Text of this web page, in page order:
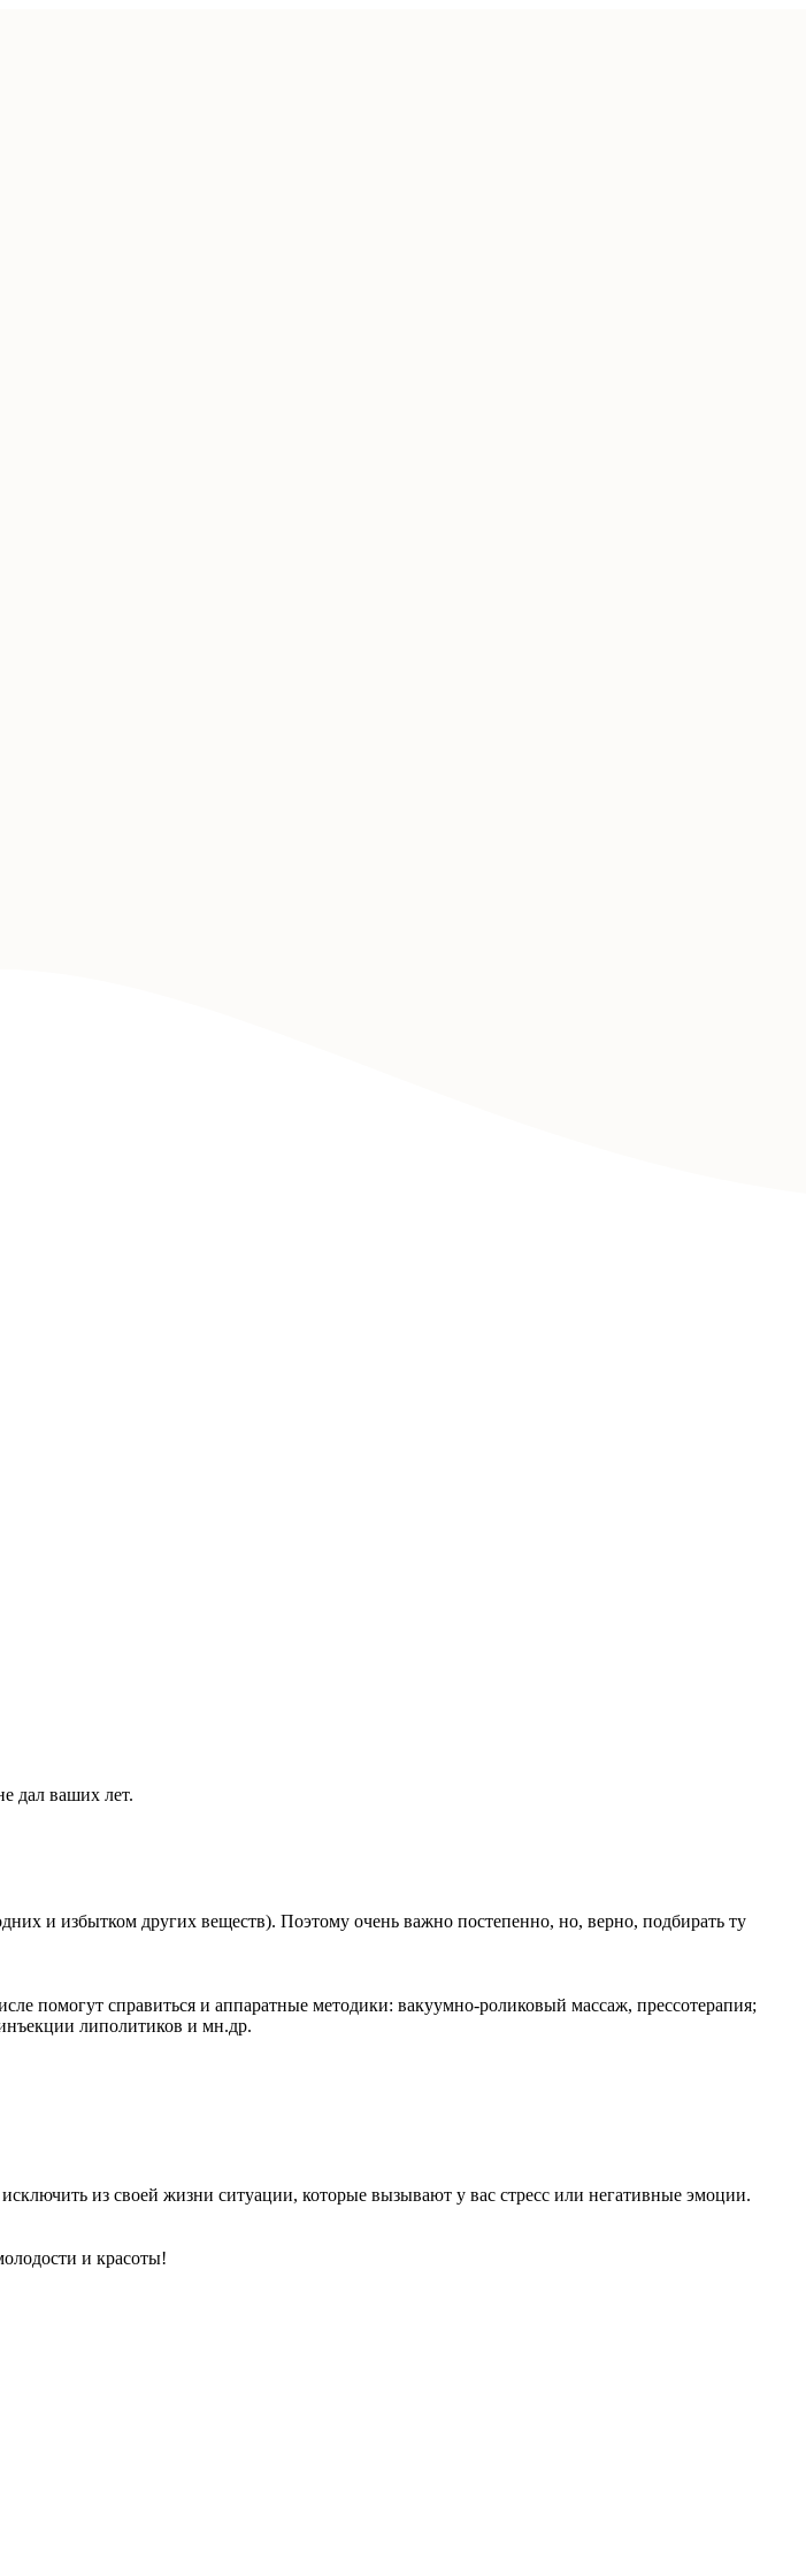
дал ваших лет.
и избытком других веществ). Поэтому очень важно постепенно, но, верно, подбирать ту
помогут справиться и аппаратные методики: вакуумно-роликовый массаж, прессотерапия;
липолитиков и мн.др.
из своей жизни ситуации, которые вызывают у вас стресс или негативные эмоции.
и красоты!